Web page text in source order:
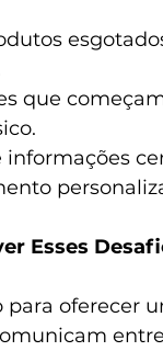
que
informações
Esses
oferecer